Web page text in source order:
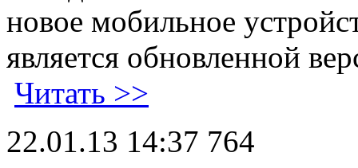
новое мобильное
является обновленной
Читать >>
22.01.13 14:37 764